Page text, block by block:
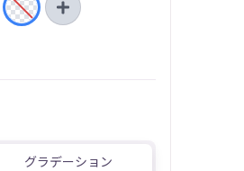
グラデーション